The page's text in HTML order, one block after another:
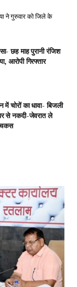
ने गुरुवार को जिले के
छह माह पुरानी रंजिश
आरोपी गिरफ्तार
चोरों का धावा- बिजली
से नकदी-जेवरात ले